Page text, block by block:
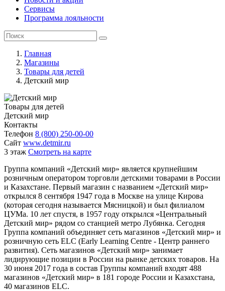
Сервисы
Программа лояльности
Главная
Магазины
Товары для детей
Детский мир
Товары для детей
Детский мир
Контакты
Телефон 8 (800) 250-00-00
Сайт www.detmir.ru
3 этаж Смотреть на карте
Группа компаний «Детский мир» является крупнейшим
розничным оператором торговли детскими товарами в России
и Казахстане. Первый магазин с названием «Детский мир»
открылся 8 сентября 1947 года в Москве на улице Кирова
(которая сегодня называется Мясницкой) и был филиалом
ЦУМа. 10 лет спустя, в 1957 году открылся «Центральный
Детский мир» рядом со станцией метро Лубянка. Сегодня
Группа компаний объединяет сеть магазинов «Детский мир» и
розничную сеть ELC (Early Learning Centre - Центр раннего
развития). Сеть магазинов «Детский мир» занимает
лидирующие позиции в России на рынке детских товаров. На
30 июня 2017 года в состав Группы компаний входят 488
магазинов «Детский мир» в 181 городе России и Казахстана,
40 магазинов ELC.